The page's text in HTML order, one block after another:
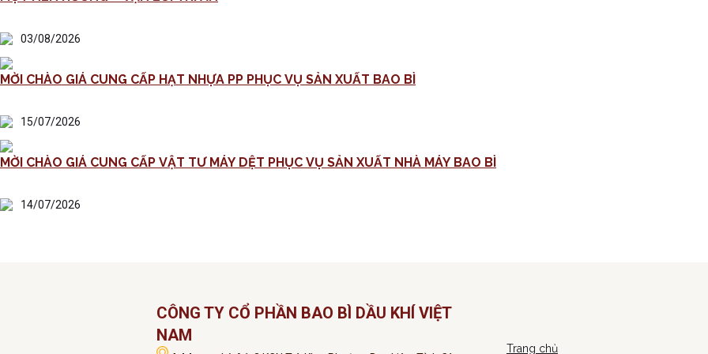
03/08/2026
MỜI CHÀO GIÁ CUNG CẤP HẠT NHỰA PP PHỤC VỤ SẢN XUẤT BAO BÌ
15/07/2026
MỜI CHÀO GIÁ CUNG CẤP VẬT TƯ MÁY DỆT PHỤC VỤ SẢN XUẤT NHÀ MÁY BAO BÌ
14/07/2026
CÔNG TY CỔ PHẦN BAO BÌ DẦU KHÍ VIỆT
NAM
Trang chủ